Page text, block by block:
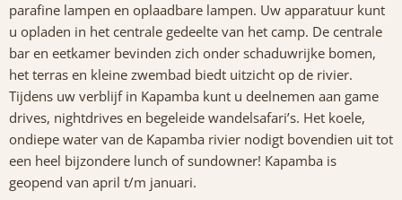
parafine lampen en oplaadbare lampen. Uw apparatuur kunt
u opladen in het centrale gedeelte van het camp. De centrale
bar en eetkamer bevinden zich onder schaduwrijke bomen,
het terras en kleine zwembad biedt uitzicht op de rivier.
Tijdens uw verblijf in Kapamba kunt u deelnemen aan game
drives, nightdrives en begeleide wandelsafari’s. Het koele,
ondiepe water van de Kapamba rivier nodigt bovendien uit tot
een heel bijzondere lunch of sundowner! Kapamba is
geopend van april t/m januari.